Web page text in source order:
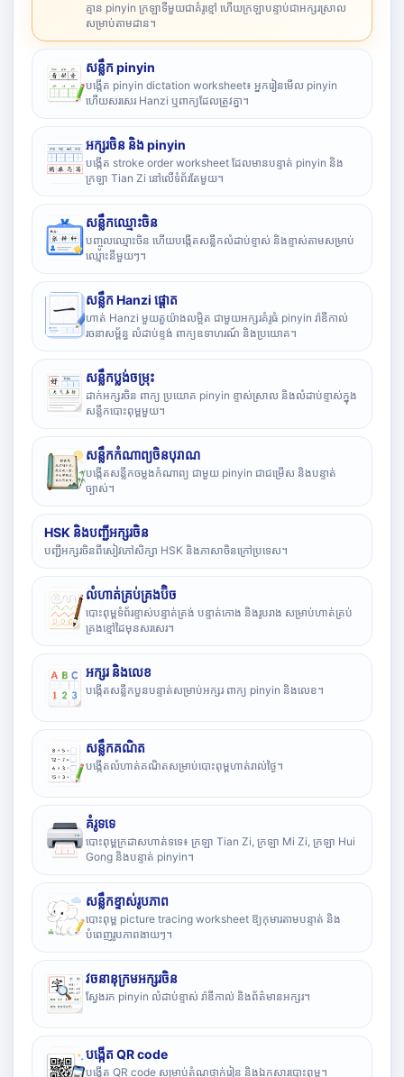
គ្មាន pinyin ក្រឡាទីមួយជាគំរូខ្មៅ ហើយក្រឡាបន្ទាប់ជាអក្សរស្រាល
សម្រាប់តាមដាន។
សន្លឹក pinyin
បង្កើត pinyin dictation worksheet៖ អ្នករៀនមើល pinyin
ហើយសរសេរ Hanzi ឬពាក្យដែលត្រូវគ្នា។
អក្សរចិន និង pinyin
បង្កើត stroke order worksheet ដែលមានបន្ទាត់ pinyin និង
ក្រឡា Tian Zi នៅលើទំព័រតែមួយ។
សន្លឹកឈ្មោះចិន
បញ្ចូលឈ្មោះចិន ហើយបង្កើតសន្លឹកលំដាប់ខ្ទាស់ និងខ្ទាស់តាមសម្រាប់
ឈ្មោះនីមួយៗ។
សន្លឹក Hanzi ផ្តោត
ហាត់ Hanzi មួយតួយ៉ាងលម្អិត ជាមួយអក្សរគំរូធំ pinyin រ៉ាឌីកាល់
រចនាសម្ព័ន្ធ លំដាប់ខ្ទង់ ពាក្យឧទាហរណ៍ និងប្រយោគ។
សន្លឹកប្លង់ចម្រុះ
ដាក់អក្សរចិន ពាក្យ ប្រយោគ pinyin ខ្ទាស់ស្រាល និងលំដាប់ខ្ទាស់ក្នុង
សន្លឹកបោះពុម្ពមួយ។
សន្លឹកកំណាព្យចិនបុរាណ
បង្កើតសន្លឹកចម្លងកំណាព្យ ជាមួយ pinyin ជាជម្រើស និងបន្ទាត់
ច្បាស់។
HSK និងបញ្ជីអក្សរចិន
បញ្ជីអក្សរចិនពីសៀវភៅសិក្សា HSK និងភាសាចិនក្រៅប្រទេស។
លំហាត់គ្រប់គ្រងប៊ិច
បោះពុម្ពទំព័រខ្ទាស់បន្ទាត់ត្រង់ បន្ទាត់កោង និងរូបរាង សម្រាប់ហាត់គ្រប់
គ្រងខ្មៅដៃមុនសរសេរ។
អក្សរ និងលេខ
បង្កើតសន្លឹកបួនបន្ទាត់សម្រាប់អក្សរ ពាក្យ pinyin និងលេខ។
សន្លឹកគណិត
បង្កើតលំហាត់គណិតសម្រាប់បោះពុម្ពហាត់រាល់ថ្ងៃ។
គំរូទទេ
បោះពុម្ពក្រដាសហាត់ទទេ៖ ក្រឡា Tian Zi, ក្រឡា Mi Zi, ក្រឡា Hui
Gong និងបន្ទាត់ pinyin។
សន្លឹកខ្ទាស់រូបភាព
បោះពុម្ព picture tracing worksheet ឱ្យកុមារតាមបន្ទាត់ និង
បំពេញរូបភាពងាយៗ។
វចនានុក្រមអក្សរចិន
ស្វែងរក pinyin លំដាប់ខ្ទាស់ រ៉ាឌីកាល់ និងព័ត៌មានអក្សរ។
បង្កើត QR code
បង្កើត QR code សម្រាប់តំណថ្នាក់រៀន និងឯកសារបោះពុម្ព។